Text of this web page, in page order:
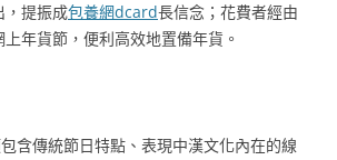
，提振成包養網dcard長信念；花費者經由
年貨節，便利高效地置備年貨。
含傳統節日特點、表現中漢文化內在的線